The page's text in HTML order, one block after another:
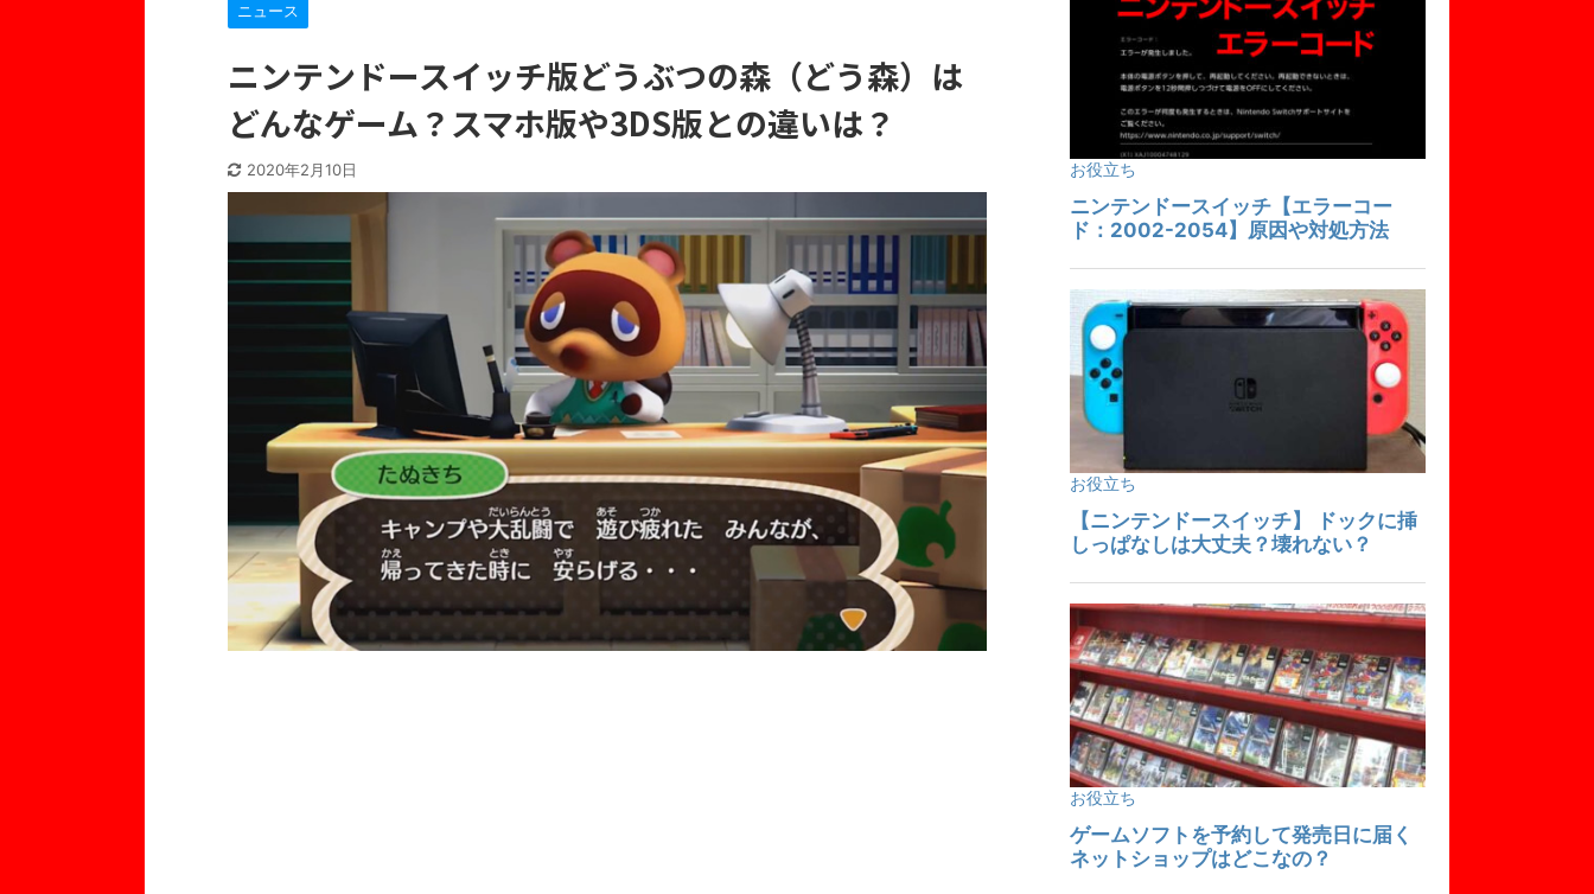
ニュース
ニンテンドースイッチ版どうぶつの森（どう森）は
どんなゲーム？スマホ版や3DS版との違いは？
2020年2月10日